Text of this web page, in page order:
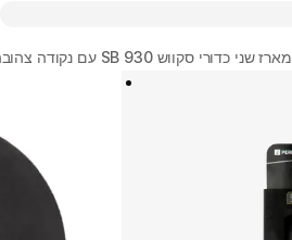
מארז שני כדורי סקווש SB 930 עם נקודה צהובה